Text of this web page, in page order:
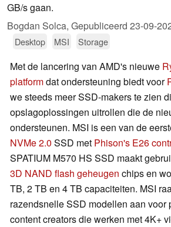
GB/s gaan.
Bogdan Solca, Gepubliceerd 23-09-
Desktop MSI Storage
Met de lancering van AMD's nieuwe
platformdat ondersteuning biedt voor
we steeds meer SSD-makers te zien
opslagoplossingen uitrollen die de
ondersteunen. MSI is een van de
NVMe 2.0 SSD met Phison's E26
SPATIUM M570 HS SSD maakt
3D NAND flash geheugen chips en
TB, 2 TB en 4 TB capaciteiten. MSI
razendsnelle SSD modellen aan voor
content creators die werken met 4K+